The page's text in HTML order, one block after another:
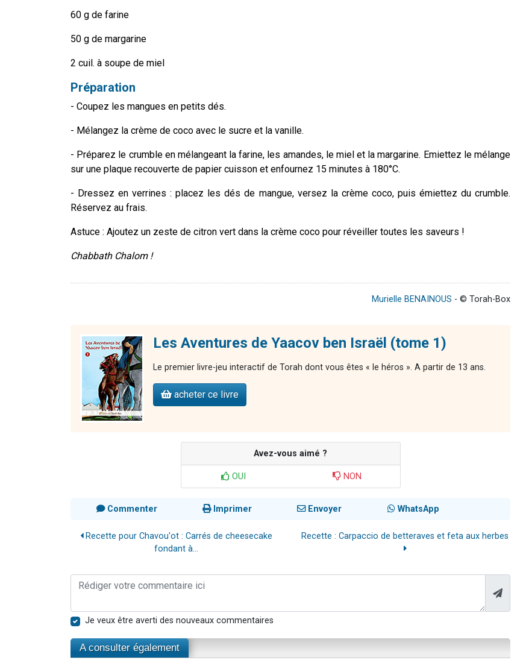
60 g de farine
50 g de margarine
2 cuil. à soupe de miel
Préparation
- Coupez les mangues en petits dés.
- Mélangez la crème de coco avec le sucre et la vanille.
- Préparez le crumble en mélangeant la farine, les amandes, le miel et la margarine. Emiettez le mélange
sur une plaque recouverte de papier cuisson et enfournez 15 minutes à 180°C.
- Dressez en verrines : placez les dés de mangue, versez la crème coco, puis émiettez du crumble.
Réservez au frais.
Astuce : Ajoutez un zeste de citron vert dans la crème coco pour réveiller toutes les saveurs !
Chabbath Chalom !
Murielle BENAINOUS - © Torah-Box
Les Aventures de Yaacov ben Israël (tome 1)
Le premier livre-jeu interactif de Torah dont vous êtes « le héros ». A partir de 13 ans.
acheter ce livre
Avez-vous aimé ?
OUI NON
Commenter Imprimer Envoyer WhatsApp
Recette pour Chavou'ot : Carrés de cheesecake
fondant à...
Recette : Carpaccio de betteraves et feta aux herbes
Je veux être averti des nouveaux commentaires
A consulter également